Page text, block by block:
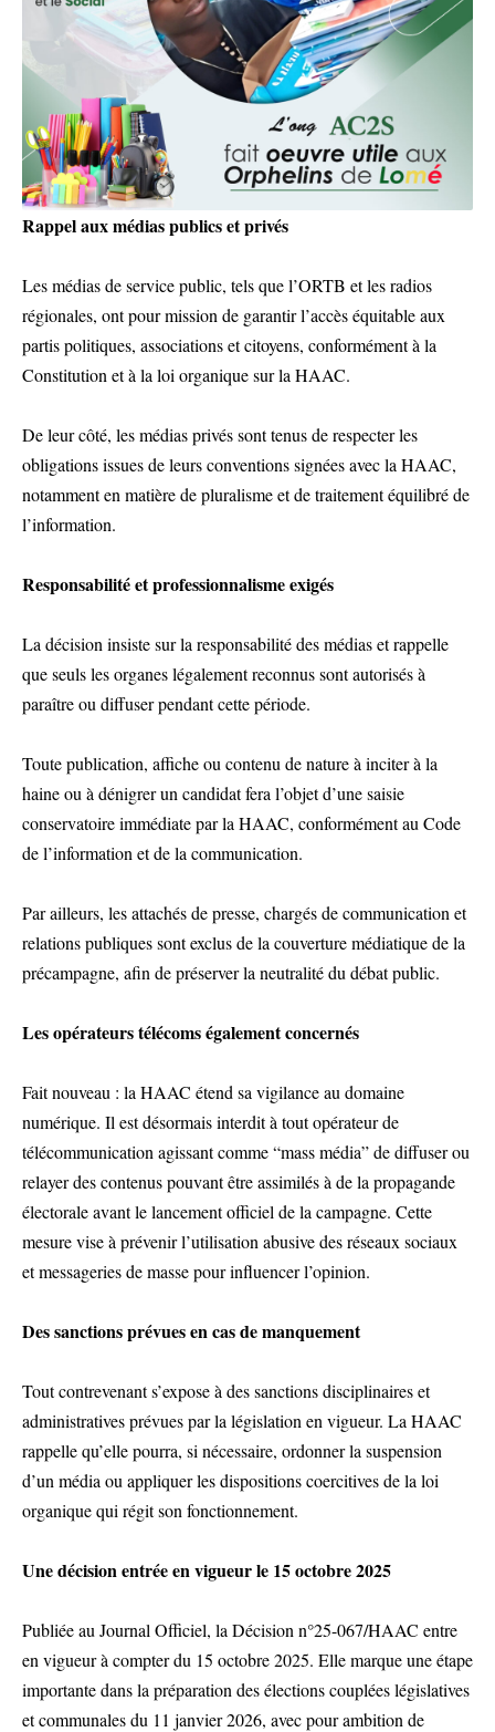
Rappel aux médias publics et privés
Les médias de service public, tels que l’ORTB et les radios
régionales, ont pour mission de garantir l’accès équitable aux
partis politiques, associations et citoyens, conformément à la
Constitution et à la loi organique sur la HAAC.
De leur côté, les médias privés sont tenus de respecter les
obligations issues de leurs conventions signées avec la HAAC,
notamment en matière de pluralisme et de traitement équilibré de
l’information.
Responsabilité et professionnalisme exigés
La décision insiste sur la responsabilité des médias et rappelle
que seuls les organes légalement reconnus sont autorisés à
paraître ou diffuser pendant cette période.
Toute publication, affiche ou contenu de nature à inciter à la
haine ou à dénigrer un candidat fera l’objet d’une saisie
conservatoire immédiate par la HAAC, conformément au Code
de l’information et de la communication.
Par ailleurs, les attachés de presse, chargés de communication et
relations publiques sont exclus de la couverture médiatique de la
précampagne, afin de préserver la neutralité du débat public.
Les opérateurs télécoms également concernés
Fait nouveau : la HAAC étend sa vigilance au domaine
numérique. Il est désormais interdit à tout opérateur de
télécommunication agissant comme “mass média” de diffuser ou
relayer des contenus pouvant être assimilés à de la propagande
électorale avant le lancement officiel de la campagne. Cette
mesure vise à prévenir l’utilisation abusive des réseaux sociaux
et messageries de masse pour influencer l’opinion.
Des sanctions prévues en cas de manquement
Tout contrevenant s’expose à des sanctions disciplinaires et
administratives prévues par la législation en vigueur. La HAAC
rappelle qu’elle pourra, si nécessaire, ordonner la suspension
d’un média ou appliquer les dispositions coercitives de la loi
organique qui régit son fonctionnement.
Une décision entrée en vigueur le 15 octobre 2025
Publiée au Journal Officiel, la Décision n°25-067/HAAC entre
en vigueur à compter du 15 octobre 2025. Elle marque une étape
importante dans la préparation des élections couplées législatives
et communales du 11 janvier 2026, avec pour ambition de